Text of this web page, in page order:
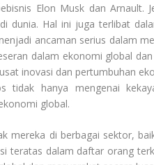
Elon Musk dan Arnault.
dunia. Hal ini juga terlibat
ancaman serius dalam
dalam ekonomi global
inovasi dan pertumbuhan
tidak hanya mengenai
global.
mereka di berbagai sektor,
teratas dalam daftar orang